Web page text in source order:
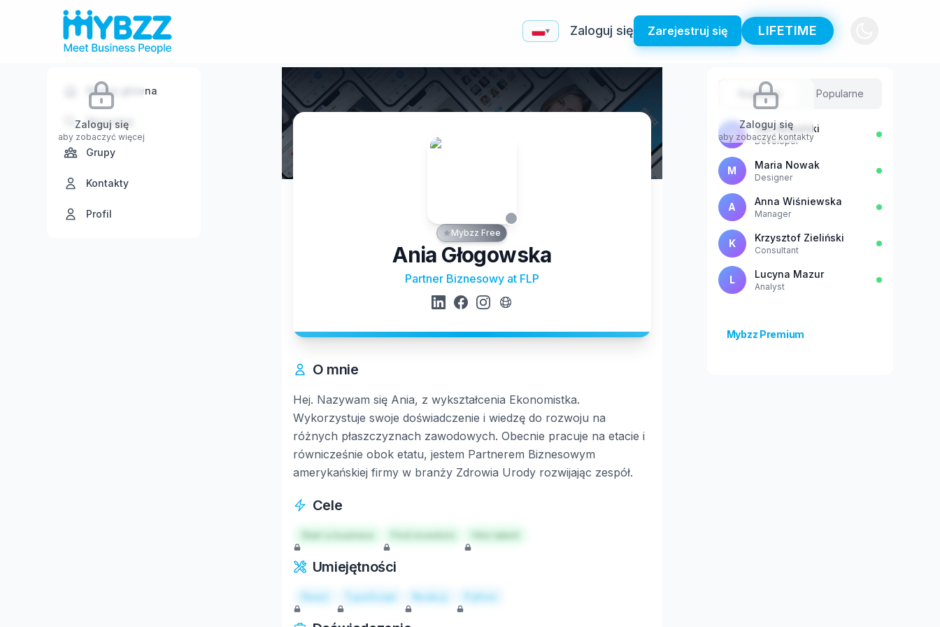
▾ Zaloguj się Zarejestruj się LIFETIME
Zaloguj się
aby zobaczyć więcej
Strona główna
Wyszukaj
Grupy
Kontakty
Profil
Mybzz Free
Ania Głogowska
Partner Biznesowy at FLP
O mnie
Hej. Nazywam się Ania, z wykształcenia Ekonomistka.
Wykorzystuje swoje doświadczenie i wiedzę do rozwoju na
różnych płaszczyznach zawodowych. Obecnie pracuje na etacie i
równicześnie obok etatu, jestem Partnerem Biznesowym
amerykańskiej firmy w branży Zdrowia Urody rozwijając zespół.
Cele
Start a business Hire talent
Umiejętności
React TypeScript Node.js Python
Zaloguj się
aby zobaczyć kontakty
Sugestie Popularne
J Jan Kowalski
Developer
M Maria Nowak
Designer
A Anna Wiśniewska
Manager
K Krzysztof Zieliński
Consultant
L Lucyna Mazur
Analyst
Mybzz Premium